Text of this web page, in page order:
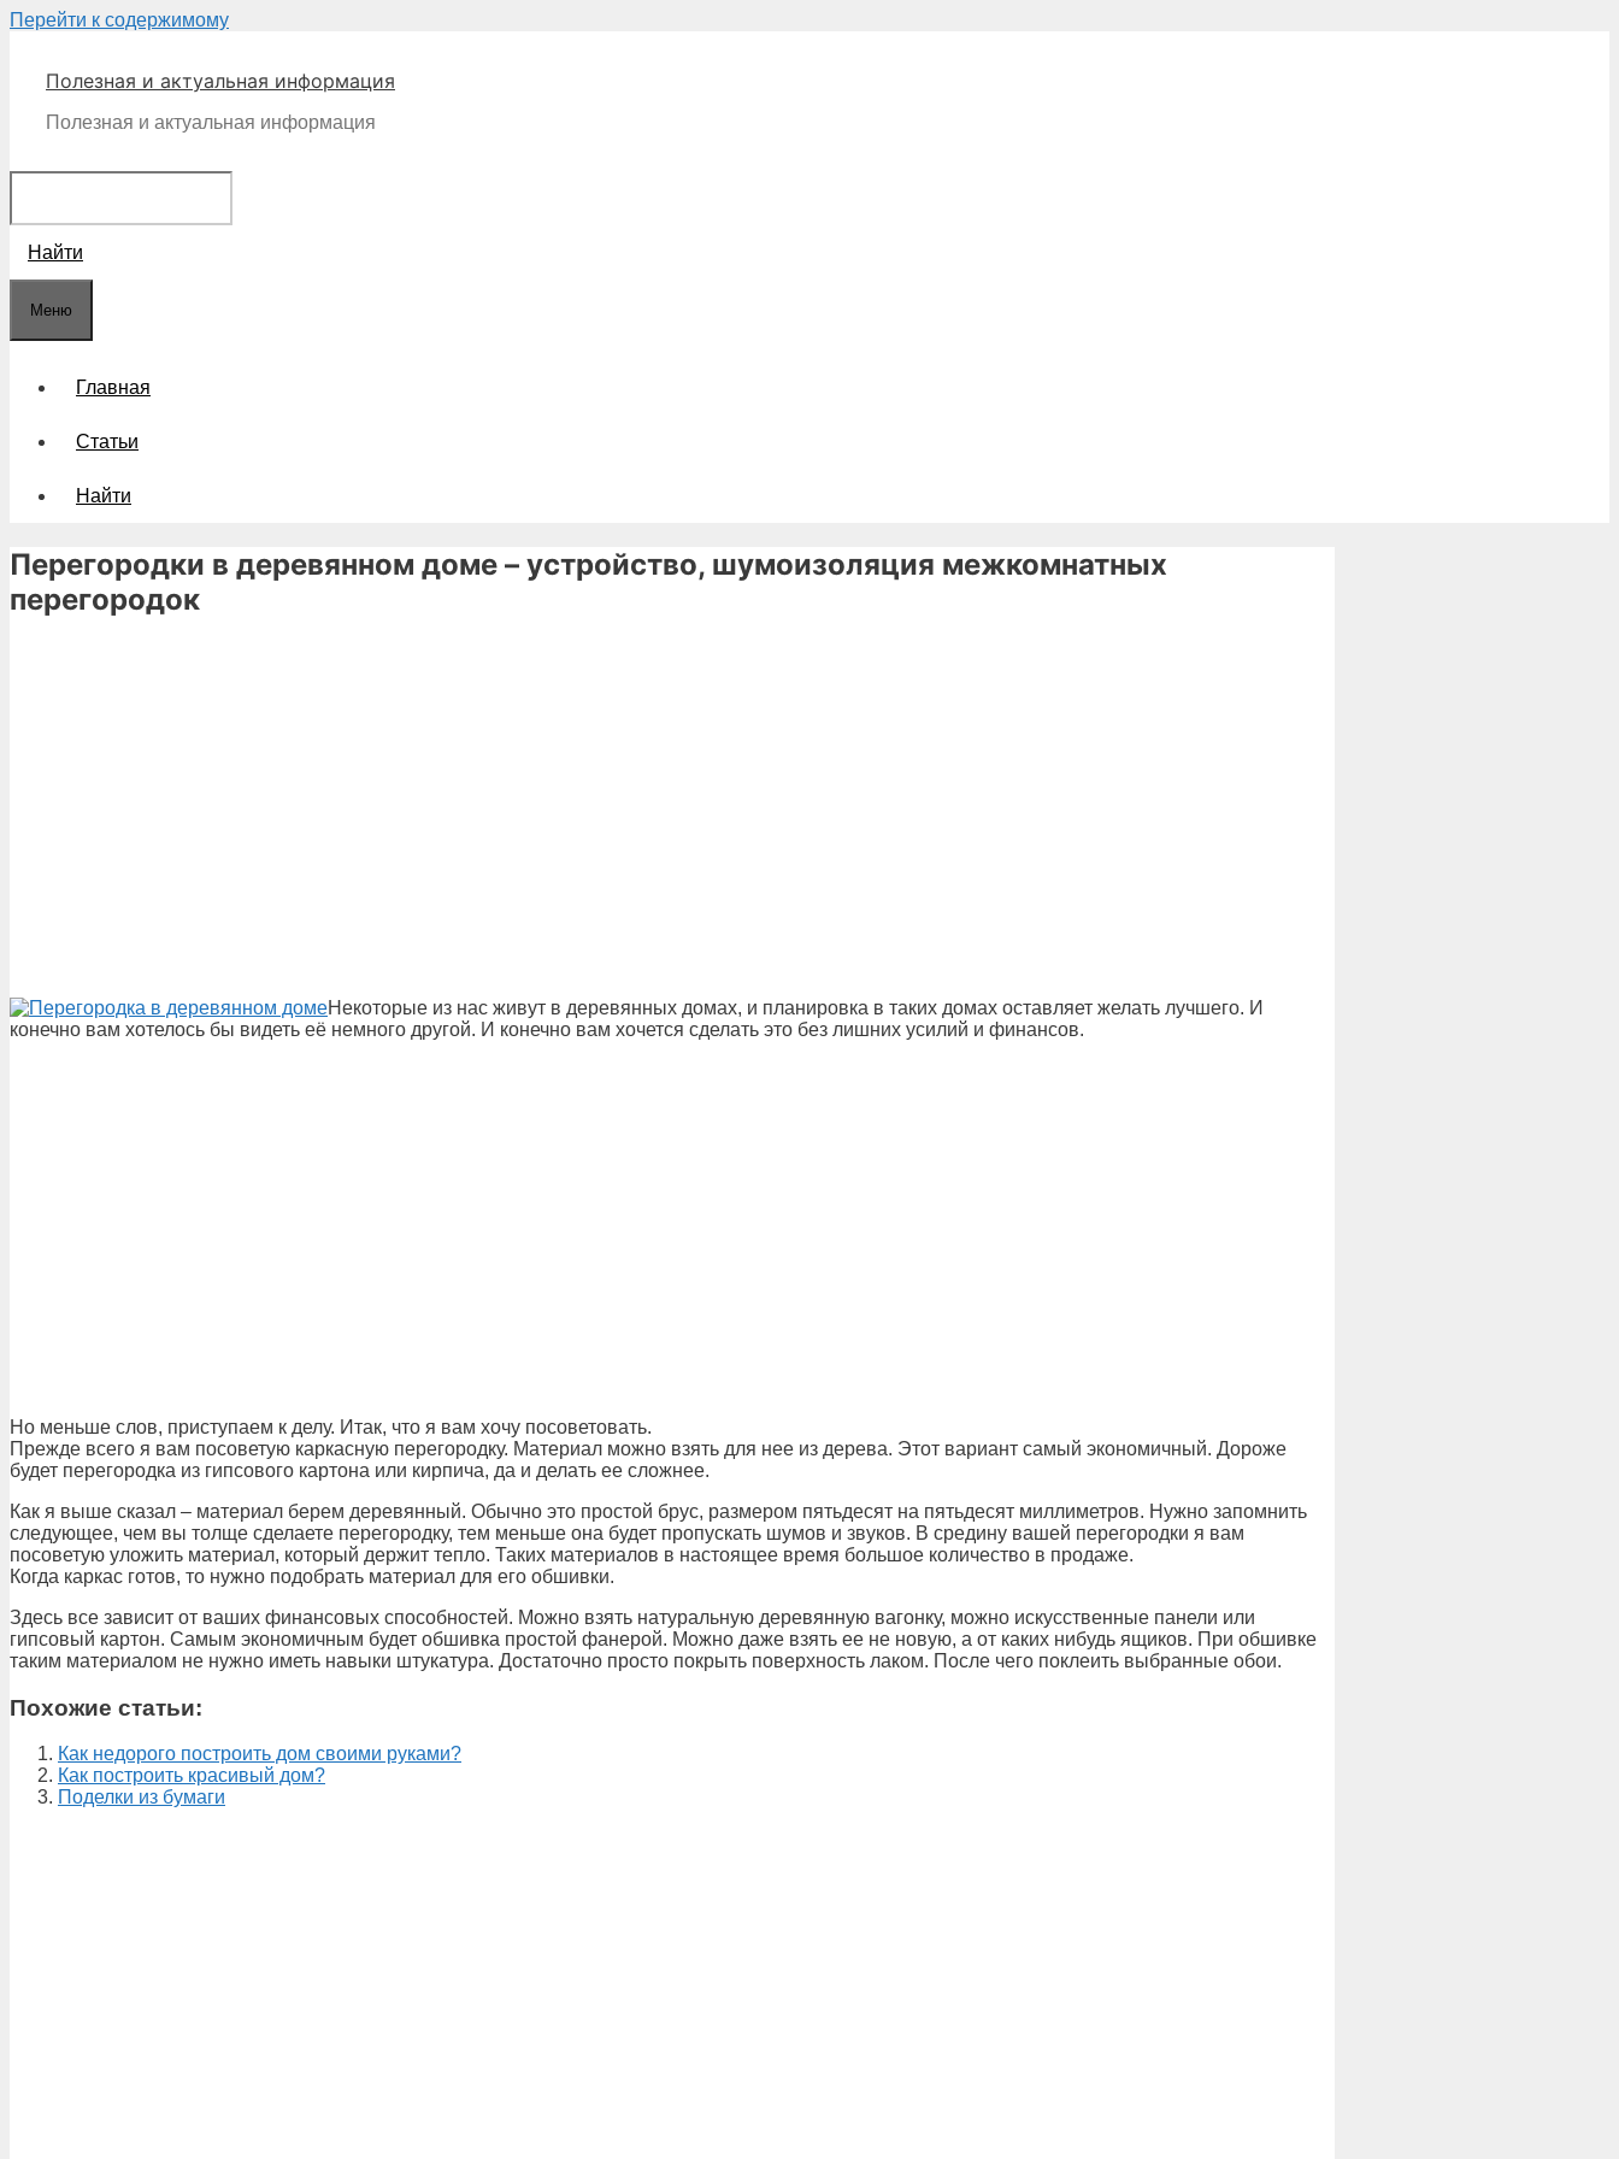
Перейти к содержимому
Полезная и актуальная информация
Полезная и актуальная информация
Найти
Меню
Главная
Статьи
Найти
Перегородки в деревянном доме – устройство, шумоизоляция межкомнатных
перегородок
Некоторые из нас живут в деревянных домах, и планировка в таких домах оставляет желать лучшего. И
конечно вам хотелось бы видеть её немного другой. И конечно вам хочется сделать это без лишних усилий и финансов.
Но меньше слов, приступаем к делу. Итак, что я вам хочу посоветовать.
Прежде всего я вам посоветую каркасную перегородку. Материал можно взять для нее из дерева. Этот вариант самый экономичный. Дороже
будет перегородка из гипсового картона или кирпича, да и делать ее сложнее.
Как я выше сказал – материал берем деревянный. Обычно это простой брус, размером пятьдесят на пятьдесят миллиметров. Нужно запомнить
следующее, чем вы толще сделаете перегородку, тем меньше она будет пропускать шумов и звуков. В средину вашей перегородки я вам
посоветую уложить материал, который держит тепло. Таких материалов в настоящее время большое количество в продаже.
Когда каркас готов, то нужно подобрать материал для его обшивки.
Здесь все зависит от ваших финансовых способностей. Можно взять натуральную деревянную вагонку, можно искусственные панели или
гипсовый картон. Самым экономичным будет обшивка простой фанерой. Можно даже взять ее не новую, а от каких нибудь ящиков. При обшивке
таким материалом не нужно иметь навыки штукатура. Достаточно просто покрыть поверхность лаком. После чего поклеить выбранные обои.
Похожие статьи:
Как недорого построить дом своими руками?
Как построить красивый дом?
Поделки из бумаги